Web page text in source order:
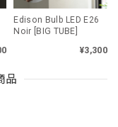
Edison Bulb LED E26
Noir [BIG TUBE]
¥3,300
品